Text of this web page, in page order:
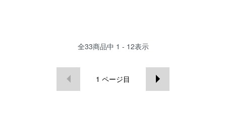
全33商品中 1 - 12表示
1 ページ目